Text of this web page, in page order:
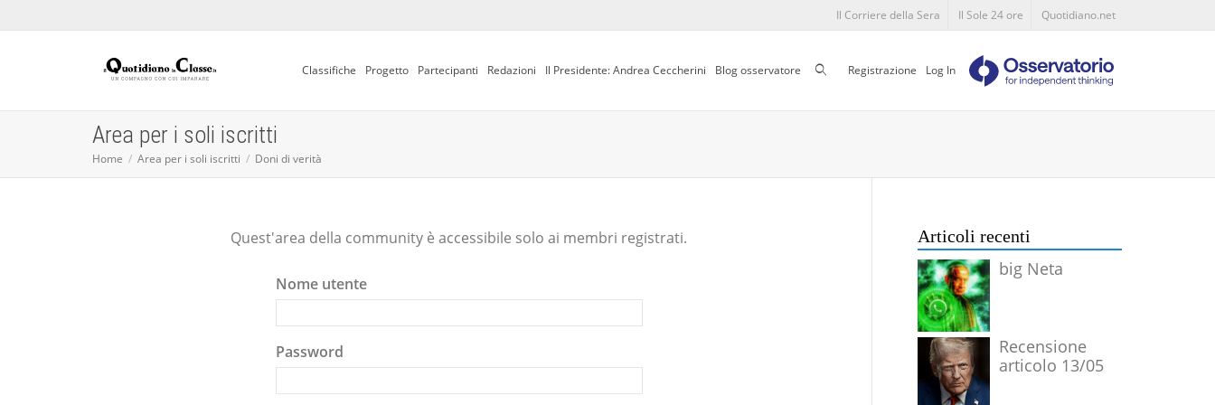
Il Corriere della Sera Il Sole 24 ore Quotidiano.net
Classifiche Progetto Partecipanti Redazioni Il Presidente: Andrea Ceccherini Blog osservatore CercaRegistrazione Log In
Area per i soli iscritti
Home Area per i soli iscritti Doni di verità
Quest'area della community è accessibile solo ai membri registrati.
Nome utente
Password
Articoli recenti
big Neta
Recensione
articolo 13/05